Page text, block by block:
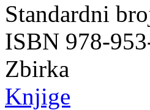
Standardni
ISBN 978-
Zbirka
Knjige